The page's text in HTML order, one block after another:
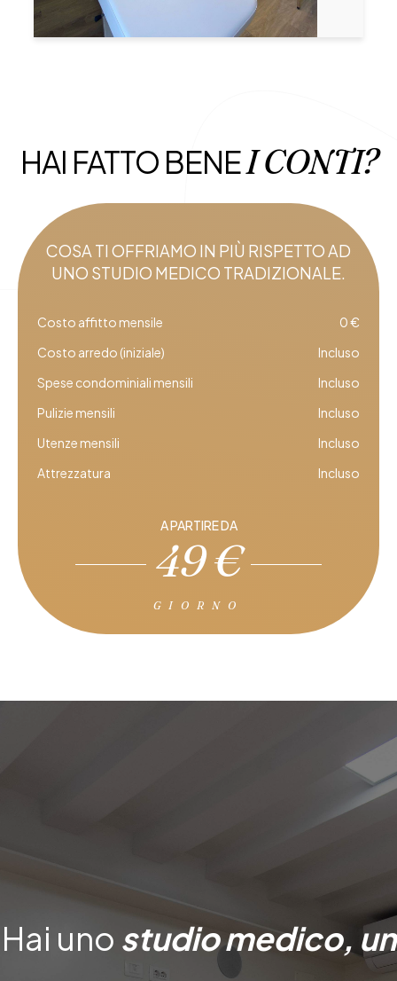
HAI FATTO BENEI CONTI?
COSA TI OFFRIAMO IN PIÙ RISPETTO AD
UNO STUDIO MEDICO TRADIZIONALE.
Costo affitto mensile
0 €
Costo arredo (iniziale)
Incluso
Spese condominiali mensili
Incluso
Pulizie mensili
Incluso
Utenze mensili
Incluso
Attrezzatura
Incluso
A PARTIRE DA
49 €
GIORNO
Hai uno studio medico, un